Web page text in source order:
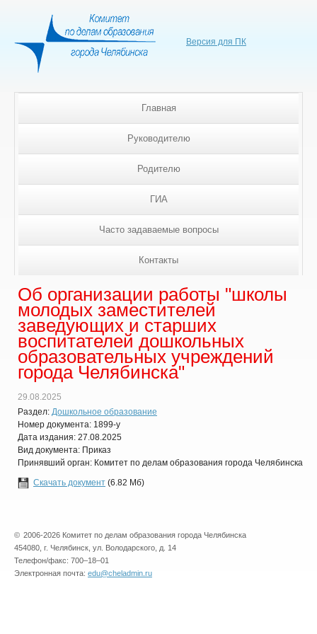
Версия для ПК
Главная
Руководителю
Родителю
ГИА
Часто задаваемые вопросы
Контакты
Об организации работы "школы
молодых заместителей
заведующих и старших
воспитателей дошкольных
образовательных учреждений
города Челябинска"
29.08.2025
Раздел: Дошкольное образование
Номер документа: 1899-у
Дата издания: 27.08.2025
Вид документа: Приказ
Принявший орган: Комитет по делам образования города Челябинска
Скачать документ (6.82 Мб)
© 2006-2026 Комитет по делам образования города Челябинска
454080, г. Челябинск, ул. Володарского, д. 14
Телефон/факс: 700–18–01
Электронная почта: edu@cheladmin.ru